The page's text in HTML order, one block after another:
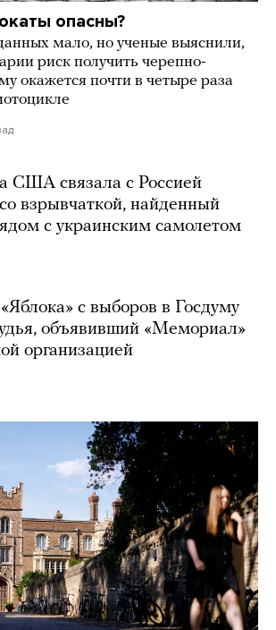
опасны?
мало, но ученые выяснили,
риск получить черепно-
окажется почти в четыре раза
США связала с Россией
взрывчаткой, найденный
с украинским самолетом
с выборов в Госдуму
объявивший «Мемориал»
организацией